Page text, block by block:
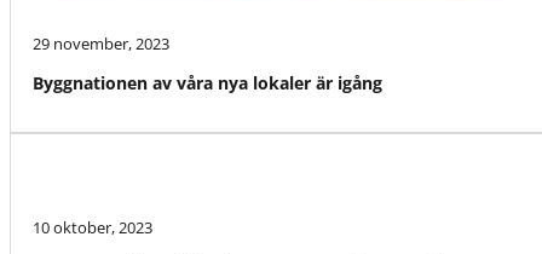
29 november, 2023
Byggnationen av våra nya lokaler är igång
10 oktober, 2023